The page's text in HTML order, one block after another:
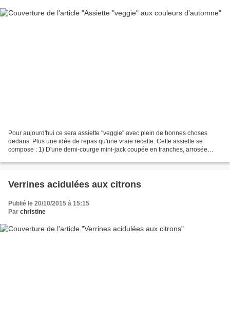
Pour aujourd'hui ce sera assiette "veggie" avec plein de bonnes choses
dedans. Plus une idée de repas qu'une vraie recette. Cette assiette se
compose : 1) D'une demi-courge mini-jack coupée en tranches, arrosée
Verrines acidulées aux citrons
Publié le 20/10/2015 à 15:15
Par christine